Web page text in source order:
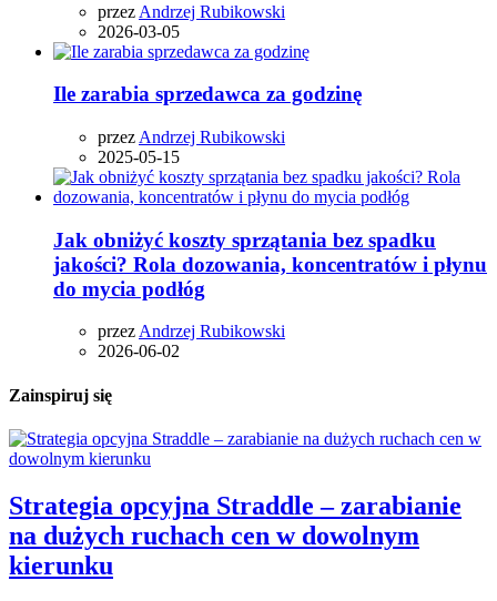
przez Andrzej Rubikowski
2026-03-05
Ile zarabia sprzedawca za godzinę
przez Andrzej Rubikowski
2025-05-15
Jak obniżyć koszty sprzątania bez spadku
jakości? Rola dozowania, koncentratów i płynu
do mycia podłóg
przez Andrzej Rubikowski
2026-06-02
Zainspiruj się
Strategia opcyjna Straddle – zarabianie
na dużych ruchach cen w dowolnym
kierunku